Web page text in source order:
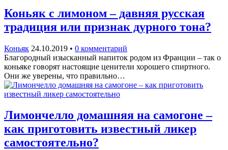
Коньяк с лимоном – давняя русская
традиция или признак дурного тона?
Коньяк 24.10.2019 • 0 комментарий
Благородный изысканный напиток родом из Франции – так о
коньяке говорят настоящие ценители хорошего спиртного.
Они же уверены, что правильно…
Лимончелло домашняя на самогоне –
как приготовить известный ликер
самостоятельно?